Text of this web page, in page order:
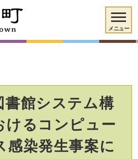
メニュー
書館システム構
けるコンピュー
感染発生事案に